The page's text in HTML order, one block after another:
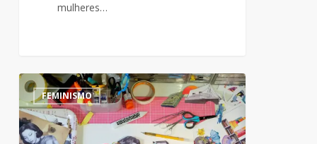
mulheres…
A
homenageada
de
hoje
FEMINISMO